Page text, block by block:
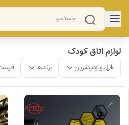
لوازم اتاق کودک
پربازدیدترین برندها